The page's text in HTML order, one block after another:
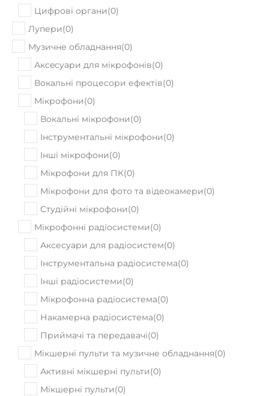
Цифрові органи(0)
Лупери(0)
Музичне обладнання(0)
Аксeсуари для мікрофонів(0)
Вокальні процесори ефектів(0)
Мікрофони(0)
Вокальні мікрофони(0)
Інструментальні мікрофони(0)
Інші мікрофони(0)
Мікрофони для ПК(0)
Мікрофони для фото та відеокамери(0)
Студійні мікрофони(0)
Мікрофонні радіосистеми(0)
Аксесуари для радіосистем(0)
Інструментальна радіосистема(0)
Інші радіосистеми(0)
Мікрофонна радіосистема(0)
Накамерна радіосистема(0)
Приймачі та передавачі(0)
Мікшерні пульти та музичне обладнання(0)
Активні мікшерні пульти(0)
Мікшерні пульти(0)